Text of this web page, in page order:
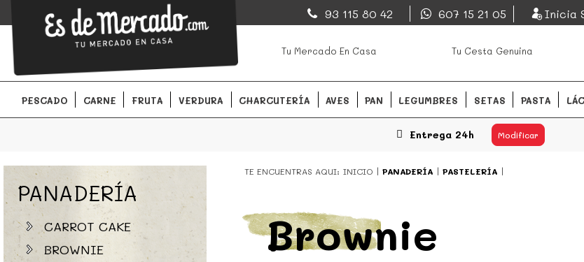
EsDeMercado.com
EsDeMercado.comte lleva a casa los mejores productos de los mejores mercados de
Barcelona y de productores locales.
Barcelona y de
93 115 80 42 607 15 21 05 Inicia
Tu Mercado En Casa Tu Cesta Genuina
PESCADO CARNE FRUTA VERDURA CHARCUTERÍA AVES PAN LEGUMBRES SETAS PASTA
Entrega 24h Modificar
TE ENCUENTRAS AQUI: INICIO PANADERÍA PASTELERÍA
Brownie
PANADERÍA
CARROT CAKE
BROWNIE